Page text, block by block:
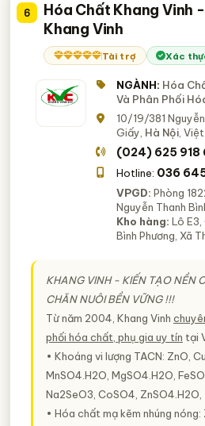
6
Hóa Chất Khang Vinh
Khang Vinh
Tài trợ Xác
NGÀNH: Hóa
Và Phân Phối
10/19/381
Giấy, Hà Nội ,
(024) 625 918
Hotline: 036
VPGD: Phòng
Nguyễn Thanh
Kho hàng: Lô E3,
Bình Phương, Xã
KHANG VINH - KIẾN TẠO NỀN
CHĂN NUÔI BỀN VỮNG!!!
Từ năm 2004, Khang Vinh
phối hóa chất, phụ gia uy tín tại
• Khoáng vi lượng TACN: ZnO,
MnSO4.H2O, MgSO4.H2O,
Na2SeO3, CoSO4, ZnSO4.H2O,
• Hóa chất mạ kẽm nhúng nóng: